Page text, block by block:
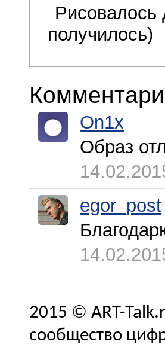
Рисовалось
получилось)
On1x
Образ
egor_post
2015 © ART-
сообщество